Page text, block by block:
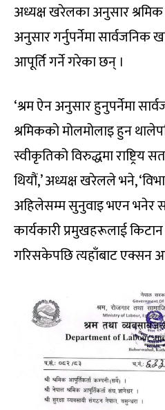
अध्यक्ष खरेलका अनुसार
अनुसार गर्नुपर्नेमा सार्वजनिक
आपूर्ति गर्ने गरेका छन् ।
‘श्रम ऐन अनुसार हुनुपर्नेमा
श्रमिकको मोलमोलाइ हुन
स्वीकृतिको विरुद्धमा राष्ट्रिय
थियौं,’ अध्यक्ष खरेलले भने,
अहिलेसम्म सुनुवाइ भएन भनेर
कार्यकारी प्रमुखहरूलाई
गरिसकेपछि त्यहाँबाट एक्सन